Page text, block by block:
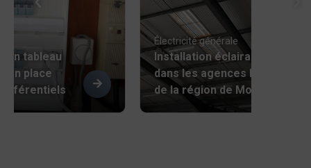
tableau
en place
Électricité générale
Installation éclairage led
dans les agences Kiloutou
de la région de Montpellier